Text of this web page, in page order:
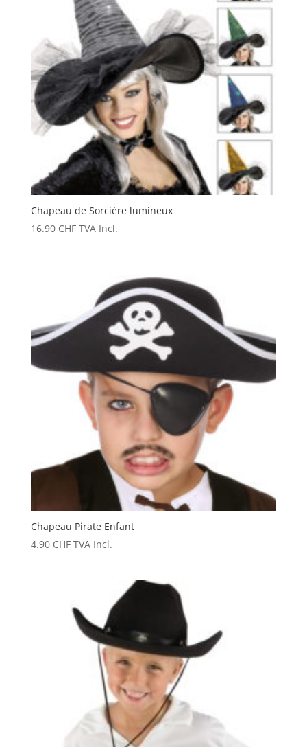
Chapeau de Sorcière lumineux
16.90 CHF TVA Incl.
Chapeau Pirate Enfant
4.90 CHF TVA Incl.